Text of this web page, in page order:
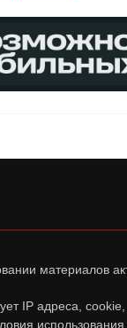
материалов
IP адреса,
использования